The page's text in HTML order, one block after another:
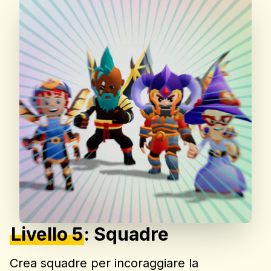
Livello 5: Squadre
Crea squadre per incoraggiare la